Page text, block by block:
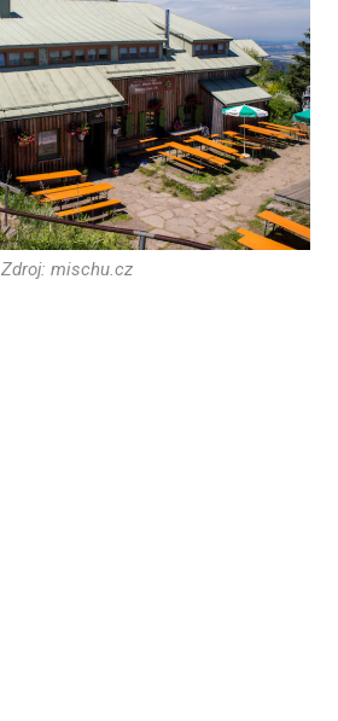
Zdroj: mischu.cz